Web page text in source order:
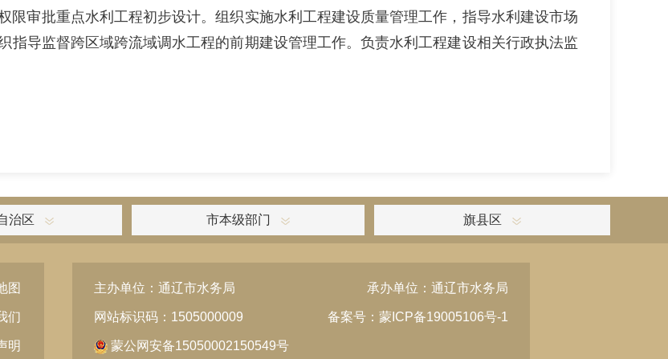
限审批重点水利工程初步设计。组织实施水利工程建设质量管理工作，指导水利建设市场
指导监督跨区域跨流域调水工程的前期建设管理工作。负责水利工程建设相关行政执法监
治区 市本级部门 旗县区
图
们
明
主办单位：通辽市水务局 承办单位：通辽市水务局
网站标识码：1505000009 备案号：蒙ICP备19005106号-1
蒙公网安备15050002150549号